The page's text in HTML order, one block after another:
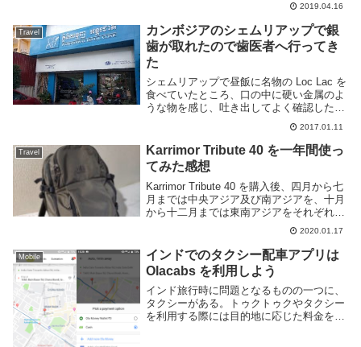
れるが、折角なので寝台列車に乗る事にし
くは Wi...
2019.04.16
Travel
カンボジアのシェムリアップで銀
歯が取れたので歯医者へ行ってき
た
シェムリアップで昼飯に名物の Loc Lac を
食べていたところ、口の中に硬い金属のよ
うな物を感じ、吐き出してよく確認したら
自分の奥歯についていたはずの詰め物、銀
歯であった。銀歯が外れたままでは菌が入
り込んで虫歯が進むかもしれないし、何よ
り...
2017.01.11
Travel
Karrimor Tribute 40 を一年間使っ
てみた感想
Karrimor Tribute 40 を購入後、四月から七
月までは中央アジア及び南アジアを、十月
から十二月までは東南アジアをそれぞれ旅
行したのであらためてレビューをしてみよ
うと思う。製品の大まかな仕様やファース
トインプレッションについては...
2020.01.17
Mobile
インドでのタクシー配車アプリは
Olacabs を利用しよう
インド旅行時に問題となるものの一つに、
タクシーがある。トゥクトゥクやタクシー
を利用する際には目的地に応じた料金を交